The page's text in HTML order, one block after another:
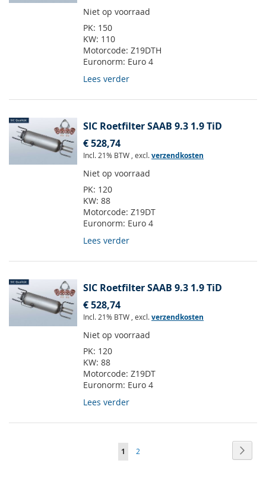
Niet op voorraad
PK: 150
KW: 110
Motorcode: Z19DTH
Euronorm: Euro 4
Lees verder
SIC Roetfilter SAAB 9.3 1.9 TiD
€ 528,74
Incl. 21% BTW , excl.verzendkosten
Niet op voorraad
PK: 120
KW: 88
Motorcode: Z19DT
Euronorm: Euro 4
Lees verder
SIC Roetfilter SAAB 9.3 1.9 TiD
€ 528,74
Incl. 21% BTW , excl.verzendkosten
Niet op voorraad
PK: 120
KW: 88
Motorcode: Z19DT
Euronorm: Euro 4
Lees verder
Pagina
U1 Pagina
2